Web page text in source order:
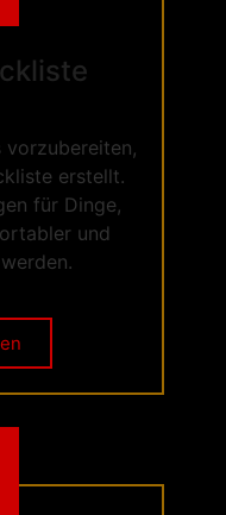
vorzubereiten,
erstellt.
für Dinge,
und